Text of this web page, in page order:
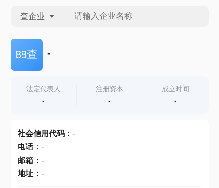
查企业
查企业
查产地
88查 -
法定代表人
-
注册资本
-
成立时间
-
社会信用代码： -
电话： -
邮箱： -
地址： -